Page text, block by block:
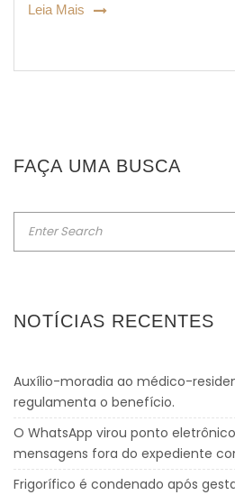
Leia Mais
FAÇA UMA BUSCA
NOTÍCIAS RECENTES
Auxílio-moradia ao médico-
regulamenta o benefício.
O WhatsApp virou ponto
mensagens fora do expediente
Frigorífico é condenado após